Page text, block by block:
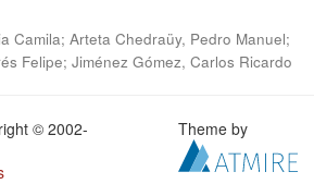
Camila; Arteta Chedraüy, Pedro Manuel;
Felipe; Jiménez Gómez, Carlos Ricardo
© 2002-
Theme by